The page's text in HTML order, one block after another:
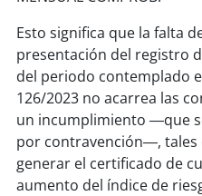
Esto significa que la falta
presentación del registro
del periodo contemplado
126/2023 no acarrea las
un incumplimiento ―que
por contravención―, tales
generar el certificado de
aumento del índice de